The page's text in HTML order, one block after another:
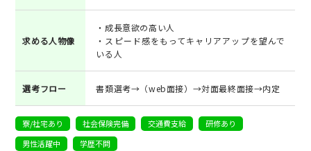
求める人物像
・成長意欲の高い人
・スピード感をもってキャリアアップを望んで
いる人
選考フロー 書類選考→（web面接）→対面最終面接→内定
寮/社宅あり 社会保険完備 交通費支給
研修あり
男性活躍中
学歴不問